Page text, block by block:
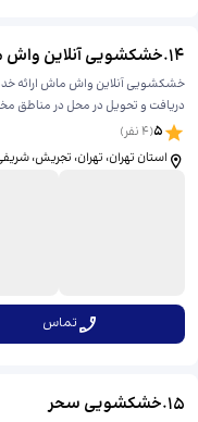
14
.خشکشویی آنلاین
خشکشویی آنلاین واش ماش ارائه
دریافت و تحویل در محل در مناطق مختلف
5
(
4نفر)
استان تهران، تهران، تجریش،
تماس
15
.خشکشویی سحر